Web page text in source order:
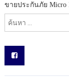
ขายประกันภัย Micro